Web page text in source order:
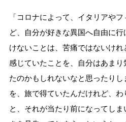
「コロナによって、イタリアや
ど、自分が好きな異国へ自由に
けないことは、苦痛ではないけれ
感じていたことを、自分はあま
たのかもしれないなと思ったり
を、旅で得ていたんだけれど、
と、それが当たり前になってし